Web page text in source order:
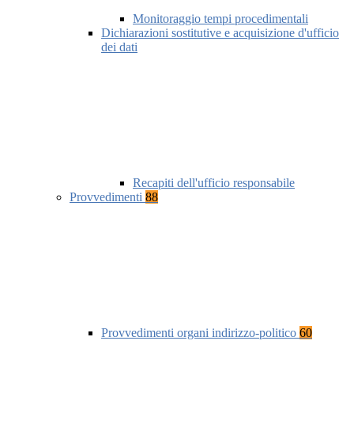
Monitoraggio tempi procedimentali
Dichiarazioni sostitutive e acquisizione d'ufficio
dei dati
Recapiti dell'ufficio responsabile
Provvedimenti 88
Provvedimenti organi indirizzo-politico 60